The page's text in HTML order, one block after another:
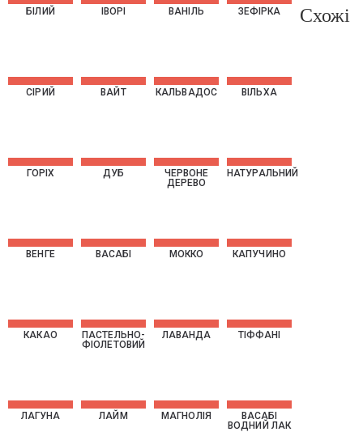
БІЛИЙ ІВОРІ ВАНІЛЬ ЗЕФІРКА
СІРИЙ ВАЙТ КАЛЬВАДОС ВІЛЬXА
ГОРІX ДУБ
ЧЕРВОНЕ
ДЕРЕВО
НАТУРАЛЬНИЙ
ВЕНГЕ ВАСАБІ МОККО КАПУЧИНО
КАКАО
ПАСТЕЛЬНО-
ФІОЛЕТОВИЙ
ЛАВАНДА ТІФФАНІ
ЛАГУНА ЛАЙМ МАГНОЛІЯ
ВАСАБІ
ВОДНИЙ ЛАК
Схожі